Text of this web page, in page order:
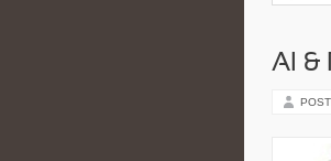
AI &